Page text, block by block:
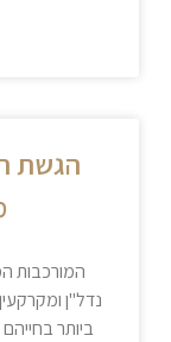
הגשת
המורכבות
נדל"ן
ביותר